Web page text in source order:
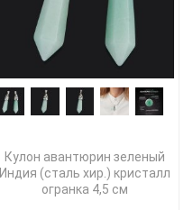
Кулон авантюрин зеленый
Индия (сталь хир.) кристалл
огранка 4,5 см